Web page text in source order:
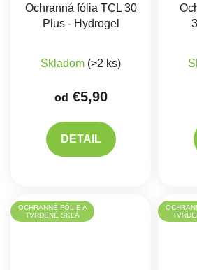
Ochranná fólia TCL 30
Plus - Hydrogel
Skladom (>2 ks)
od €5,90
DETAIL
OCHRANNÉ FÓLIE A
TVRDENÉ SKLÁ